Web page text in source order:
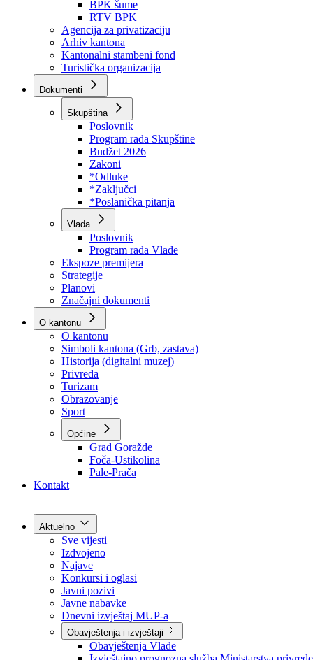
Direkcija za šumarstvo
Javna preduzeća
BPK šume
RTV BPK
Agencija za privatizaciju
Arhiv kantona
Kantonalni stambeni fond
Turistička organizacija
Dokumenti
Skupština
Poslovnik
Program rada Skupštine
Budžet 2026
Zakoni
*Odluke
*Zaključci
*Poslanička pitanja
Vlada
Poslovnik
Program rada Vlade
Ekspoze premijera
Strategije
Planovi
Značajni dokumenti
O kantonu
O kantonu
Simboli kantona (Grb, zastava)
Historija (digitalni muzej)
Privreda
Turizam
Obrazovanje
Sport
Općine
Kontakt
Aktuelno
Sve vijesti
Izdvojeno
Najave
Konkursi i oglasi
Javni pozivi
Javne nabavke
Dnevni izvještaj MUP-a